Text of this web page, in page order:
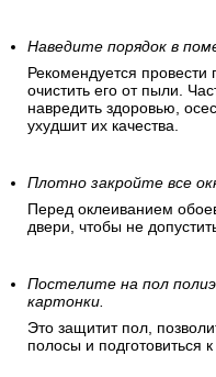
Наведите порядок в
Рекомендуется
очистить его от пыли.
навредить здоровью,
ухудшит их качества.
Плотно закройте все
Перед оклеиванием
двери, чтобы не
Постелите на пол
картонки.
Это защитит пол,
полосы и подготовиться